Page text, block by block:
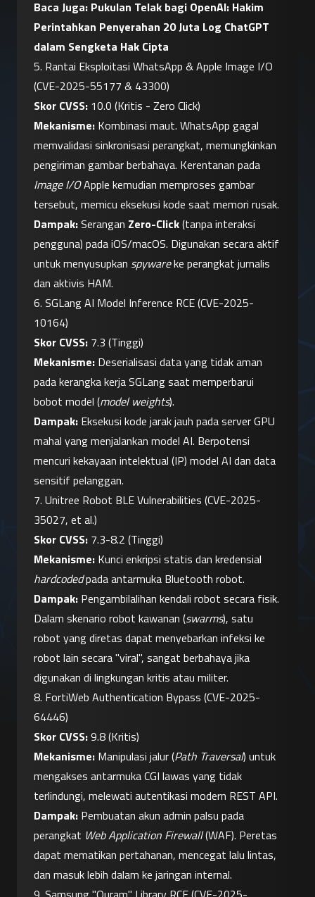
Baca Juga: Pukulan Telak bagi OpenAI: Hakim
Perintahkan Penyerahan 20 Juta Log ChatGPT
dalam Sengketa Hak Cipta
5. Rantai Eksploitasi WhatsApp & Apple Image I/O
(CVE-2025-55177 & 43300)
Skor CVSS: 10.0 (Kritis - Zero Click)
Mekanisme: Kombinasi maut. WhatsApp gagal
memvalidasi sinkronisasi perangkat, memungkinkan
Image I/O Apple kemudian memproses gambar
tersebut, memicu eksekusi kode saat memori rusak.
Dampak: Serangan Zero-Click (tanpa interaksi
pengguna) pada iOS/macOS. Digunakan secara aktif
untuk menyusupkan spyware ke perangkat jurnalis
dan aktivis HAM.
6. SGLang AI Model Inference RCE (CVE-2025-
10164)
Skor CVSS: 7.3 (Tinggi)
Mekanisme: Deserialisasi data yang tidak aman
pada kerangka kerja SGLang saat memperbarui
bobot model (model weights).
Dampak: Eksekusi kode jarak jauh pada server GPU
mahal yang menjalankan model AI. Berpotensi
mencuri kekayaan intelektual (IP) model AI dan data
sensitif pelanggan.
7. Unitree Robot BLE Vulnerabilities (CVE-2025-
35027, et al.)
Skor CVSS: 7.3-8.2 (Tinggi)
Mekanisme:
hardcoded pada antarmuka Bluetooth robot.
Dampak: Pengambilalihan kendali robot secara fisik.
Dalam skenario robot kawanan (swarms), satu
robot yang diretas dapat menyebarkan infeksi ke
robot lain secara "viral", sangat berbahaya jika
digunakan di lingkungan kritis atau militer.
8. FortiWeb Authentication Bypass (CVE-2025-
64446)
Skor CVSS: 9.8 (Kritis)
Mekanisme: Manipulasi jalur (Path Traversal) untuk
mengakses antarmuka CGI lawas yang tidak
terlindungi, melewati autentikasi modern REST API.
Dampak: Pembuatan akun admin palsu pada
perangkat Web Application Firewall (WAF). Peretas
dapat mematikan pertahanan, mencegat lalu lintas,
dan masuk lebih dalam ke jaringan internal.